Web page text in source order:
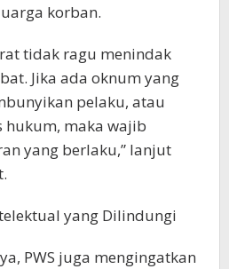
korban.
tidak ragu menindak
Jika ada oknum yang
pelaku, atau
hukum, maka wajib
yang berlaku,” lanjut
yang Dilindungi
PWS juga mengingatkan